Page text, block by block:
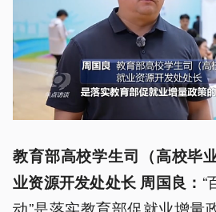
教育部高校学生司（高校毕
业资源开发处处长 周国良： “
动”是落实教育部促就业增量